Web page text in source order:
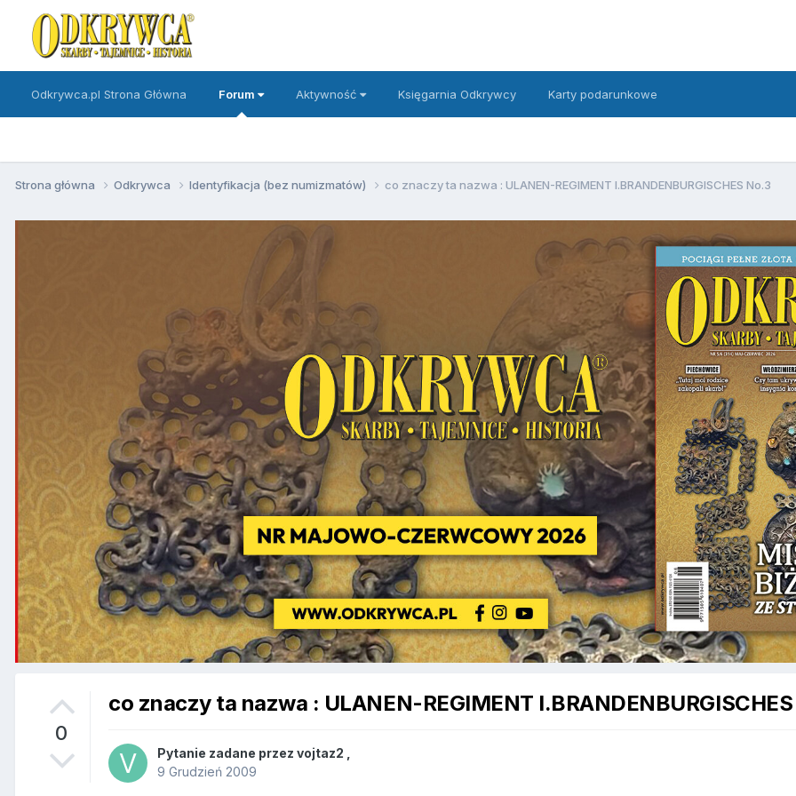
Odkrywca.pl Strona Główna Forum Aktywność Księgarnia Odkrywcy Karty podarunkowe
Strona główna Odkrywca Identyfikacja (bez numizmatów) co znaczy ta nazwa : ULANEN-REGIMENT I.BRANDENBURGISCHES No.3
0
co znaczy ta nazwa : ULANEN-REGIMENT
Pytanie zadane przez vojtaz2
9 Grudzień 2009